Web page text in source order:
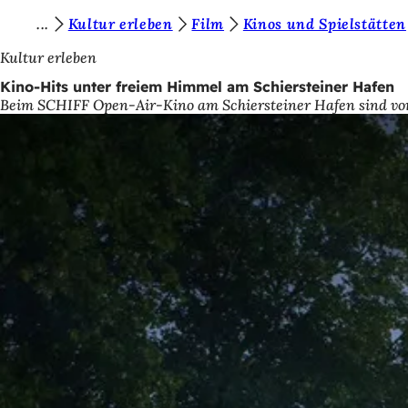
Inhalt anspringen
i
e
b
d
e
n
s
Kultur erleben Film
Kinos und Spielstätten
Kultur erleben
Kino-Hits unter freiem Himmel am Schiersteiner Hafen
Beim SCHIFF Open-Air-Kino am Schiersteiner Hafen sind